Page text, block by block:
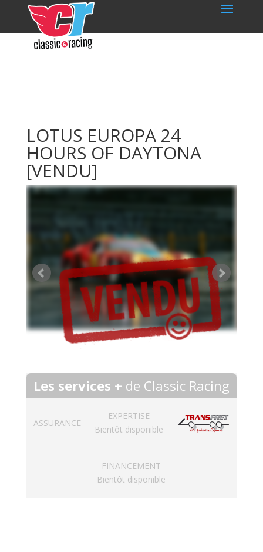
LOTUS EUROPA 24
HOURS OF DAYTONA
[VENDU]
Les services + de Classic Racing
ASSURANCE
EXPERTISE
Bientôt disponible
FINANCEMENT
Bientôt disponible